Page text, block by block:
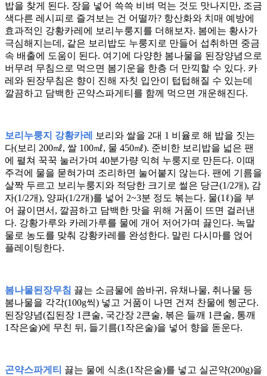
밥을 찾게 된다. 장을 넣어 쓱쓱 비벼 먹는 것도 맛나지만, 조금
색다른 레시피로 즐겨보는 건 어떨까? 항산화와 치매 예방에
효과적인 강황카레에 보리누룽지를 더해보자. 봄에는 황사가
극심해지는데, 같은 보리밥도 누룽지로 만들어 섭취하면 중금
속 배출에 도움이 된다. 여기에 다양한 봄나물을 된장양념으로
버무려 무침으로 먹으면 봄기운을 한층 더 만끽할 수 있다. 카
레와 된장무침은 향이 진해 자칫 입안이 텁텁해질 수 있는데
깔끔하고 담백한 곤약스파게티를 함께 먹으면 개운해진다.
보리누룽지 강황카레
보리와 쌀을 2대 1 비율로 해 밥을 짓는
다(보리 200㎖, 쌀 100㎖, 물 450㎖). 준비한 보리밥을 넓은 팬
에 펼쳐 꾹꾹 눌러가며 40분가량 익혀 누룽지로 만든다. 이때
주걱에 물을 묻혀가며 조리하면 눌어붙지 않는다. 팬에 기름을
살짝 두르고 보리누룽지와 적당한 크기로 썰은 당근(1/2개), 감
자(1/2개), 양파(1/2개)를 넣어 2~3분 정도 볶는다. 물(1ℓ)을 부
어 끓이면서, 깔끔하고 담백한 맛을 위해 거품이 뜨면 걸러낸
다. 강황가루와 카레가루를 물에 개어 저어가며 끓인다. 녹말
물로 농도를 맞춰 강황카레를 완성한다. 말린 다시마를 얹어
플레이팅한다.
봄나물된장무침 끓는 소금물에 씀바귀, 유채나물, 취나물 등
봄나물을 각각(100g씩) 넣고 거품이 나면 건져 찬물에 헹군다.
된장양념(집된장 1큰술, 국간장 2큰술, 볶은 들깨 1큰술, 통깨
1작은술)에 무친 뒤, 들기름(1작은술)을 넣어 향을 돋운다.
곤약스파게티 끓는 물에 식초(1작은술)를 넣고 실곤약(200g)을